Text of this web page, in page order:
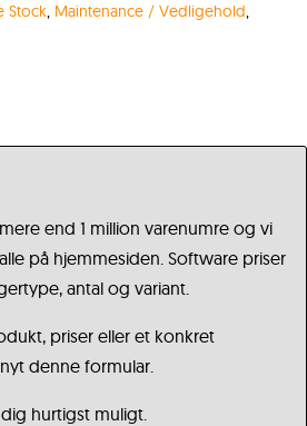
Stock, Maintenance / Vedligehold,
end 1 million varenumre og vi
på hjemmesiden. Software priser
antal og variant.
priser eller et konkret
denne formular.
hurtigst muligt.